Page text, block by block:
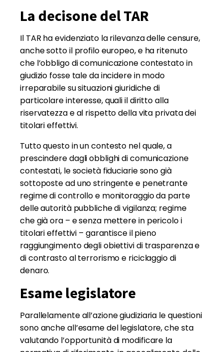
La decisone del TAR
Il TAR ha evidenziato la rilevanza delle censure,
anche sotto il profilo europeo, e ha ritenuto
che l’obbligo di comunicazione contestato in
giudizio fosse tale da incidere in modo
irreparabile su situazioni giuridiche di
particolare interesse, quali il diritto alla
riservatezza e al rispetto della vita privata dei
titolari effettivi.
Tutto questo in un contesto nel quale, a
prescindere dagli obblighi di comunicazione
contestati, le società fiduciarie sono già
sottoposte ad uno stringente e penetrante
regime di controllo e monitoraggio da parte
delle autorità pubbliche di vigilanza; regime
che già ora – e senza mettere in pericolo i
titolari effettivi – garantisce il pieno
raggiungimento degli obiettivi di trasparenza e
di contrasto al terrorismo e riciclaggio di
denaro.
Esame legislatore
Parallelamente all’azione giudiziaria le questioni
sono anche all’esame del legislatore, che sta
valutando l’opportunità di modificare la